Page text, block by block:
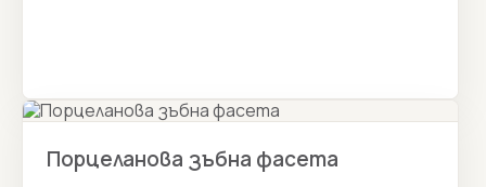
Порцеланова зъбна фасета